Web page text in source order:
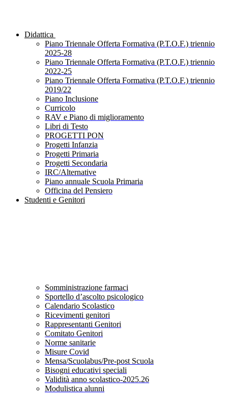
Didattica
Piano Triennale Offerta Formativa (P.T.O.F.) triennio
2025-28
Piano Triennale Offerta Formativa (P.T.O.F.) triennio
2022-25
Piano Triennale Offerta Formativa (P.T.O.F.) triennio
2019/22
Piano Inclusione
Curricolo
RAV e Piano di miglioramento
Libri di Testo
PROGETTI PON
Progetti Infanzia
Progetti Primaria
Progetti Secondaria
IRC/Alternative
Piano annuale Scuola Primaria
Officina del Pensiero
Studenti e Genitori
Somministrazione farmaci
Sportello d’ascolto psicologico
Calendario Scolastico
Ricevimenti genitori
Rappresentanti Genitori
Comitato Genitori
Norme sanitarie
Misure Covid
Mensa/Scuolabus/Pre-post Scuola
Bisogni educativi speciali
Validità anno scolastico-2025.26
Modulistica alunni